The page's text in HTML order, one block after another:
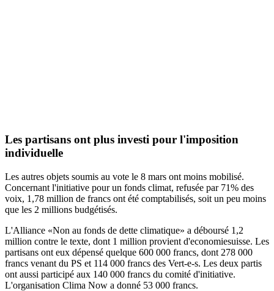
Les partisans ont plus investi pour l'imposition
individuelle
Les autres objets soumis au vote le 8 mars ont moins mobilisé.
Concernant l'initiative pour un fonds climat, refusée par 71% des
voix, 1,78 million de francs ont été comptabilisés, soit un peu moins
que les 2 millions budgétisés.
L'Alliance «Non au fonds de dette climatique» a déboursé 1,2
million contre le texte, dont 1 million provient d'economiesuisse. Les
partisans ont eux dépensé quelque 600 000 francs, dont 278 000
francs venant du PS et 114 000 francs des Vert-e-s. Les deux partis
ont aussi participé aux 140 000 francs du comité d'initiative.
L'organisation Clima Now a donné 53 000 francs.